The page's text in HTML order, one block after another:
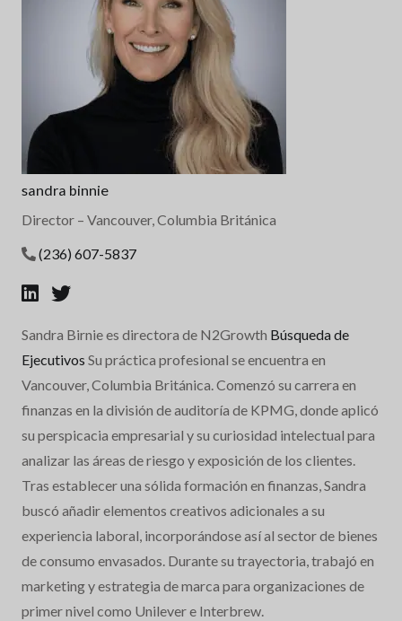
sandra binnie
Director – Vancouver, Columbia Británica
(236) 607-5837
Sandra Birnie es directora de N2Growth Búsqueda de
Ejecutivos Su práctica profesional se encuentra en
Vancouver, Columbia Británica. Comenzó su carrera en
finanzas en la división de auditoría de KPMG, donde aplicó
su perspicacia empresarial y su curiosidad intelectual para
analizar las áreas de riesgo y exposición de los clientes.
Tras establecer una sólida formación en finanzas, Sandra
buscó añadir elementos creativos adicionales a su
experiencia laboral, incorporándose así al sector de bienes
de consumo envasados. Durante su trayectoria, trabajó en
marketing y estrategia de marca para organizaciones de
primer nivel como Unilever e Interbrew.